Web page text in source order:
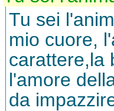
Tu sei
mio cuore,
carattere,la
l'amore
da